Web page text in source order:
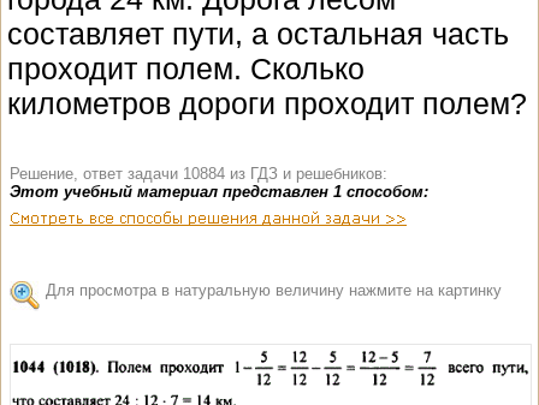
составляет пути, а остальная часть
проходит полем. Сколько
километров дороги проходит полем?
Решение, ответ задачи 10884 из ГДЗ и решебников:
Этот учебный материал представлен 1 способом:
Для просмотра в натуральную величину нажмите на картинку